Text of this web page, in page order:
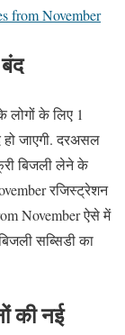
from November
लोगों के लिए 1
हो जाएगी. दरअसल
बिजली लेने के
रजिस्ट्रेशन
November ऐसे में
सब्सिडी का
की नई